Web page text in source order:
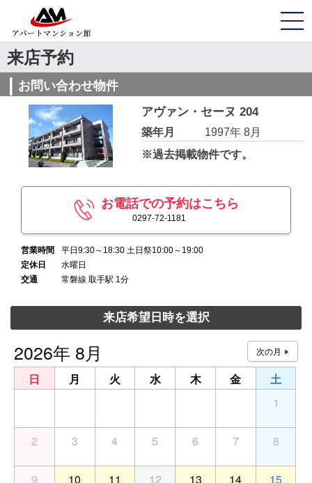
来店予約
お問い合わせ物件
アヴァン・セーヌ 204
築年月
1997年 8月
※過去掲載物件です。
お電話での予約はこちら
0297-72-1181
営業時間
平日9:30～18:30 土日祭10:00～19:00
定休日
水曜日
交通
常磐線 取手駅 1分
来店希望日時を選択
2026年 8月
日 月 火 水 木 金
土
1
2 3 4 5 6 7 8
9 10 11 12 13 14 15